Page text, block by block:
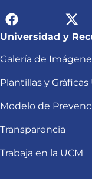
Universidad y
Galería de
Plantillas y Gráficas
Modelo de
Transparencia
Trabaja en la UCM